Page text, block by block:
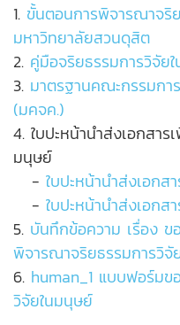
1. ขั้นตอนการพิจารณาจริ
มหาวิทยาลัยสวนดุสิต
2. คู่มือจริยธรรมการวิจัย
3. มาตรฐานคณะกรรมกา
(มคจค.)
4. ใบปะหน้านำส่งเอกสา
มนุษย์
- ใบปะหน้านำส่งเอก
- ใบปะหน้านำส่งเอก
5. บันทึกข้อความ เรื่อง ข
พิจารณาจริยธรรมการวิจั
6. human_1 แบบฟอร์ม
วิจัยในมนุษย์